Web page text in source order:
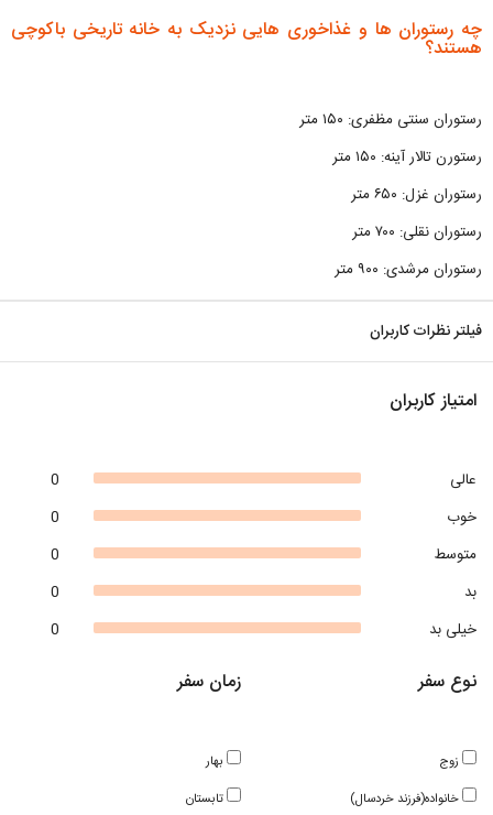
چه رستوران ها و غذاخوری هایی نزدیک به خانه تاریخی باکوچی
هستند؟
رستوران سنتی مظفری: ۱۵۰ متر
رستورن تالار آینه: ۱۵۰ متر
رستوران غزل: ۶۵۰ متر
رستوران نقلی: ۷۰۰ متر
رستوران مرشدی: ۹۰۰ متر
فیلتر نظرات کاربران
امتیاز کاربران
0
عالی
0
خوب
0
متوسط
0
بد
0
خیلی بد
زمان سفر
بهار
تابستان
نوع سفر
زوج
خانواده(فرزند خردسال)